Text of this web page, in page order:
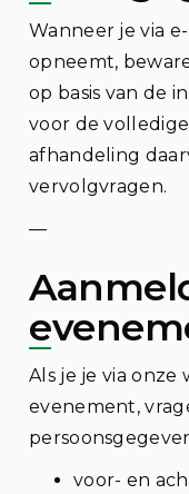
Wanneer je via
opneemt,
op basis van de
voor de
afhandeling
vervolgvragen.
—
Als je je via
evenement,
voor- en